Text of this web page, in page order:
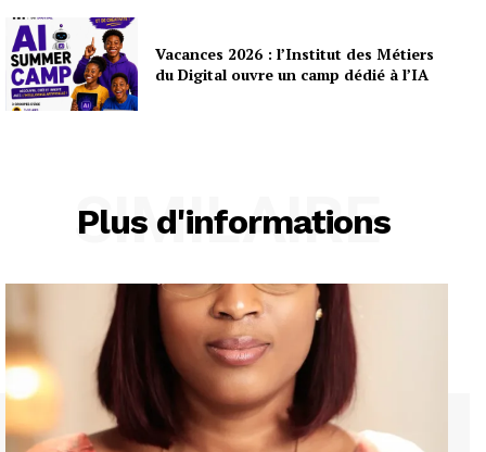
Vacances 2026 : l’Institut des Métiers
du Digital ouvre un camp dédié à l’IA
Plus d'informations
SIMILAIRE